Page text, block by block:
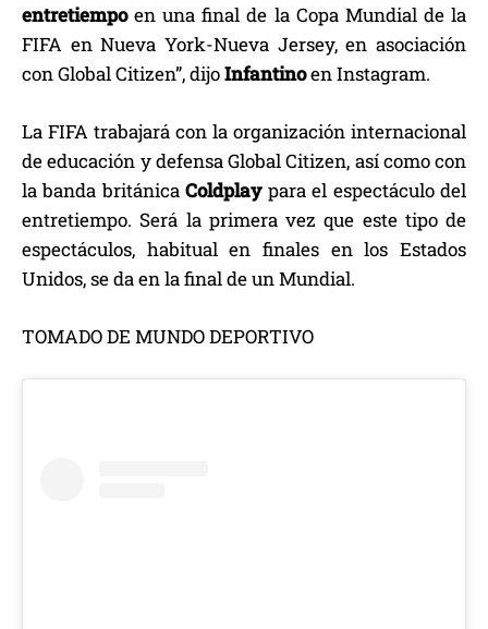
entretiempoen una final de la Copa Mundial de la
FIFA en Nueva York-Nueva Jersey, en asociación
con Global Citizen”, dijoInfantinoen Instagram.
La FIFA trabajará con la organización internacional
de educación y defensa Global Citizen, así como con
la banda británicaColdplay para el espectáculo del
entretiempo. Será la primera vez que este tipo de
espectáculos, habitual en finales en los Estados
Unidos, se da en la final de un Mundial.
TOMADO DE MUNDO DEPORTIVO